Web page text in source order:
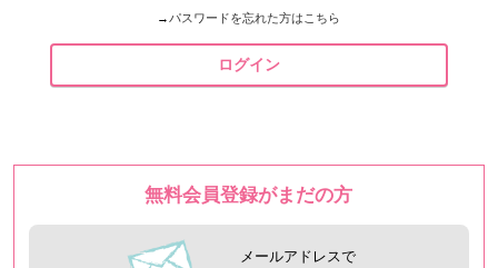
→ パスワードを忘れた方はこちら
ログイン
無料会員登録がまだの方
メールアドレスで